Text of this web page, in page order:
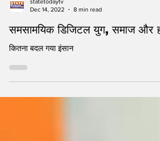
Dec 14, 2022
8 min read
समसामयिक डिजिटल युग, समाज और
कितना बदल गया इंसान